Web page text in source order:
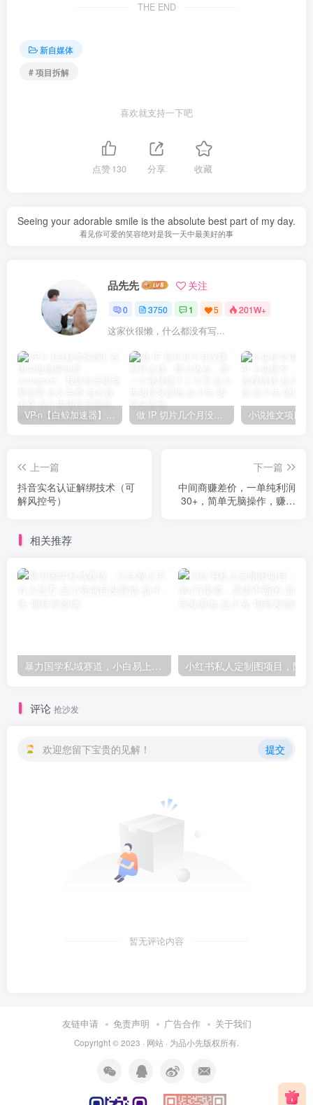
THE END
新自媒体
# 项目拆解
喜欢就支持一下吧
点赞130 分享 收藏
Seeing your adorable smile is the absolute best part of my day.
看见你可爱的笑容绝对是我一天中最美好的事
品先先 关注
0 3750 1 5 201W+
这家伙很懒，什么都没有写...
VP-n【白鲸加速器】在国内也能刷油管、Instagram，我送你无限免费流量 永久免费-知名技术官-品小先项目发源地 做 IP 切片几个月没赚到什么钱，蹭上热点，靠一个视频赚了二十万-品小先项目发源地
上一篇
抖音实名认证解绑技术（可
解风控号）
下一篇
中间商赚差价，一单纯利润
30+，简单无脑操作，赚的
相关推荐
暴力国学私域赛道，小白易上手月入过万-品小先项目发源地
评论 抢沙发
欢迎您留下宝贵的见解！ 提交
暂无评论内容
友链申请 免责声明 广告合作 关于我们
Copyright © 2023 · 网站 · 为品小先版权所有.